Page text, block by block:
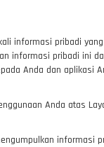
informasi pribadi
informasi pribadi ini
Anda dan aplikasi
Anda atas
informasi